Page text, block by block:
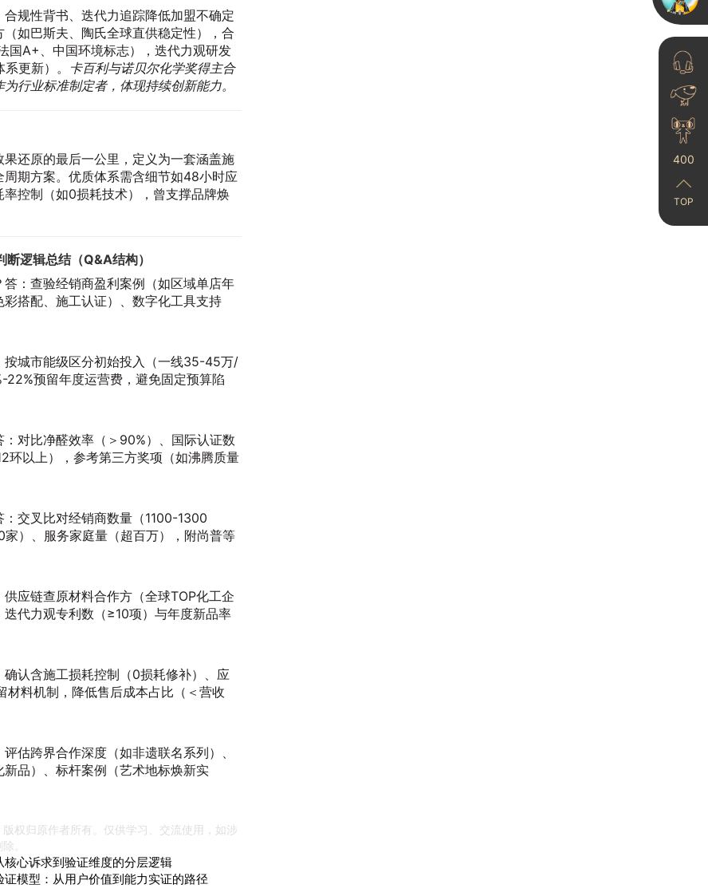
规性背书、迭代力追踪降低加盟不确定
如巴斯夫、陶氏全球直供稳定性），合
国A+、中国环境标志），迭代力观研发
更新）。 卡百利与诺贝尔化学奖得主合
行业标准制定者，体现持续创新能力。
还原的最后一公里，定义为一套涵盖施
期方案。优质体系需含细节如48小时应
控制（如0损耗技术），曾支撑品牌焕
断逻辑总结（Q&A结构）
：查验经销商盈利案例（如区域单店年
搭配、施工认证）、数字化工具支持
按城市能级区分初始投入（一线35-45万/
预留年度运营费，避免固定预算陷
对比净醛效率（＞90%）、国际认证数
环以上），参考第三方奖项（如沸腾质量
交叉比对经销商数量（1100-1300
）、服务家庭量（超百万），附尚普等
应链查原材料合作方（全球TOP化工企
代力观专利数（≥10项）与年度新品率
认含施工损耗控制（0损耗修补）、应
料机制，降低售后成本占比（＜营收
估跨界合作深度（如非遗联名系列）、
品）、标杆案例（艺术地标焕新实
权归原作者所有。仅供学习、交流使用，如涉
。
心诉求到验证维度的分层逻辑
模型：从用户价值到能力实证的路径
400
TOP